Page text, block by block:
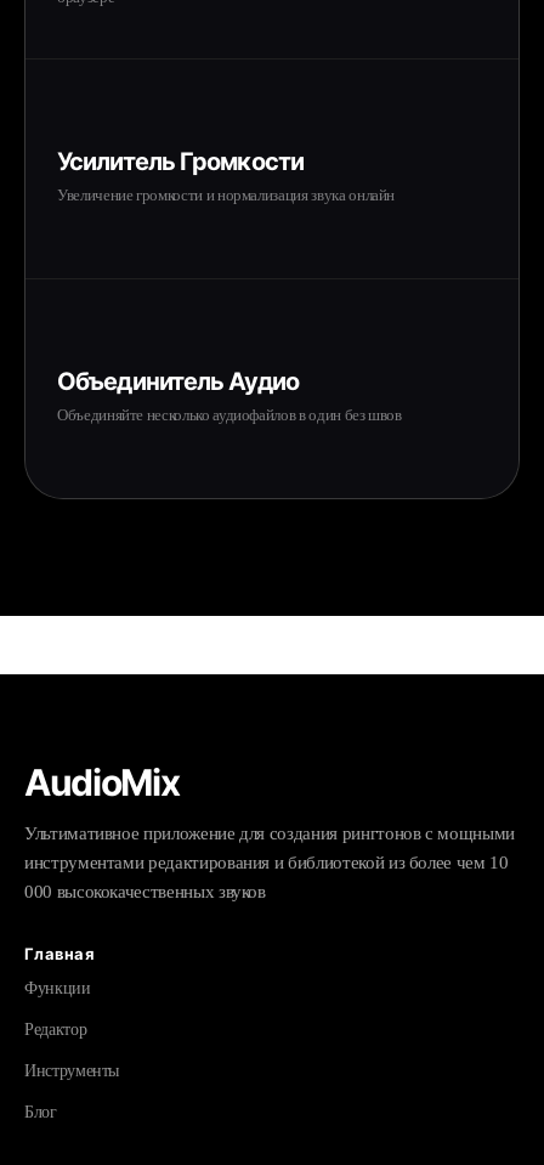
Усилитель Громкости
Увеличение громкости и нормализация звука онлайн
Объединитель Аудио
Объединяйте несколько аудиофайлов в один без швов
AudioMix
Ультимативное приложение для создания рингтонов с мощными
инструментами редактирования и библиотекой из более чем 10
000 высококачественных звуков
Главная
Функции
Редактор
Инструменты
Блог